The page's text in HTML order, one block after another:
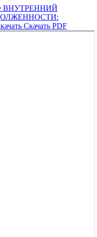
ВНУТРЕННИЙ
Скачать PDF